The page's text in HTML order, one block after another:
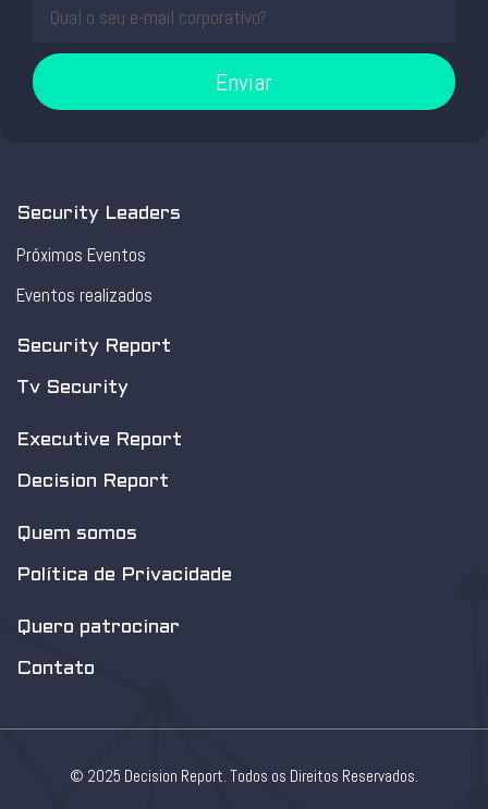
Enviar
Security Leaders
Próximos Eventos
Eventos realizados
Security Report
Tv Security
Executive Report
Decision Report
Quem somos
Política de Privacidade
Quero patrocinar
Contato
© 2025 Decision Report. Todos os Direitos Reservados.